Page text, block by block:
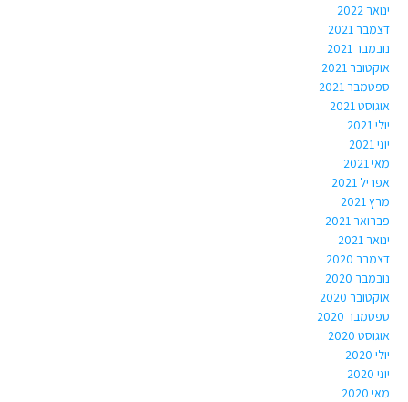
ינואר 2022
דצמבר 2021
נובמבר 2021
אוקטובר 2021
ספטמבר 2021
אוגוסט 2021
יולי 2021
יוני 2021
מאי 2021
אפריל 2021
מרץ 2021
פברואר 2021
ינואר 2021
דצמבר 2020
נובמבר 2020
אוקטובר 2020
ספטמבר 2020
אוגוסט 2020
יולי 2020
יוני 2020
מאי 2020